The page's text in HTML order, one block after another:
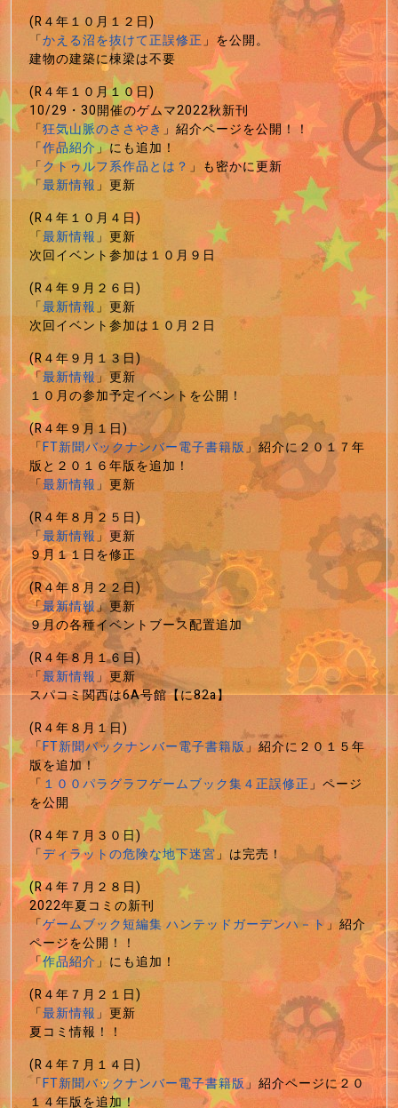
(R４年１０月１２日)
「かえる沼を抜けて正誤修正」を公開。
建物の建築に棟梁は不要
(R４年１０月１０日)
10/29・30開催のゲムマ2022秋新刊
「狂気山脈のささやき 」紹介ページを公開！！
「作品紹介」にも追加！
「クトゥルフ系作品とは？ 」も密かに更新
「最新情報」更新
(R４年１０月４日)
「最新情報」更新
次回イベント参加は１０月９日
(R４年９月２６日)
「最新情報」更新
次回イベント参加は１０月２日
(R４年９月１３日)
「最新情報」更新
１０月の参加予定イベントを公開！
(R４年９月１日)
「FT新聞バックナンバー電子書籍版」紹介に２０１７年
版と２０１６年版を追加！
「最新情報」更新
(R４年８月２５日)
「最新情報」更新
９月１１日を修正
(R４年８月２２日)
「最新情報」更新
９月の各種イベントブース配置追加
(R４年８月１６日)
「最新情報」更新
スパコミ関西は6A号館【に82a】
(R４年８月１日)
「FT新聞バックナンバー電子書籍版」紹介に２０１５年
版を追加！
「 １００パラグラフゲームブック集４正誤修正」ページ
を公開
(R４年７月３０日)
「ディラットの危険な地下迷宮」は完売！
(R４年７月２８日)
2022年夏コミの新刊
「ゲームブック短編集 ハンテッドガーデンハ－ト」紹介
ページを公開！！
「作品紹介」にも追加！
(R４年７月２１日)
「最新情報」更新
夏コミ情報！！
(R４年７月１４日)
「FT新聞バックナンバー電子書籍版」紹介ページに２０
１４年版を追加！